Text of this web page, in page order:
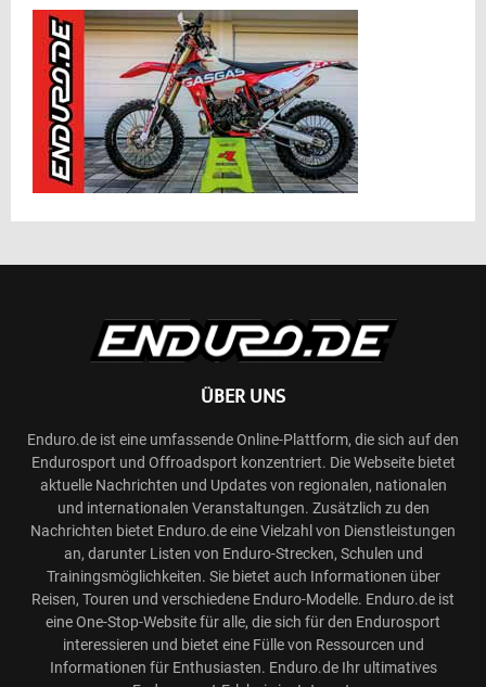
ÜBER UNS
Enduro.de ist eine umfassende Online-Plattform, die sich auf den
Endurosport und Offroadsport konzentriert. Die Webseite bietet
aktuelle Nachrichten und Updates von regionalen, nationalen
und internationalen Veranstaltungen. Zusätzlich zu den
Nachrichten bietet Enduro.de eine Vielzahl von Dienstleistungen
an, darunter Listen von Enduro-Strecken, Schulen und
Trainingsmöglichkeiten. Sie bietet auch Informationen über
Reisen, Touren und verschiedene Enduro-Modelle. Enduro.de ist
eine One-Stop-Website für alle, die sich für den Endurosport
interessieren und bietet eine Fülle von Ressourcen und
Informationen für Enthusiasten. Enduro.de Ihr ultimatives